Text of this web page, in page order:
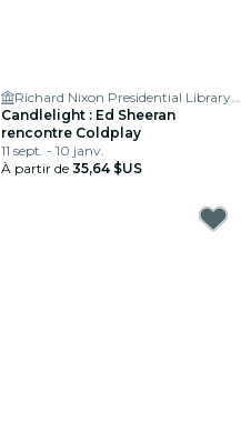
Richard Nixon Presidential Library & Museum
Candlelight : Ed Sheeran
rencontre Coldplay
11 sept. - 10 janv.
À partir de 35,64 $US